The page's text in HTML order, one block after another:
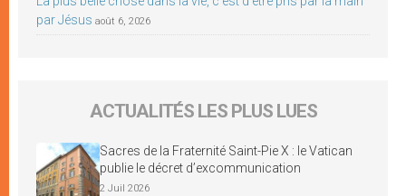
par Jésus août 6, 2026
ACTUALITÉS LES PLUS LUES
Sacres de la Fraternité Saint-Pie X : le Vatican
publie le décret d’excommunication
2 Juil 2026